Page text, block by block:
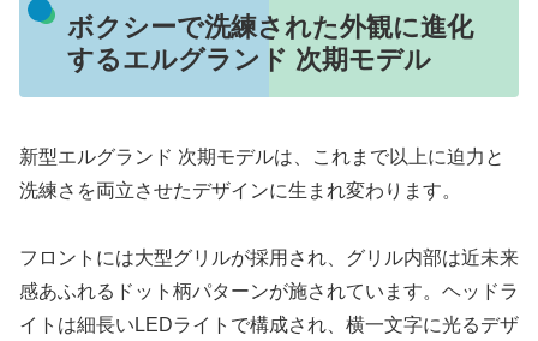
ボクシーで洗練された外観に進化
するエルグランド 次期モデル
新型エルグランド 次期モデルは、これまで以上に迫力と
洗練さを両立させたデザインに生まれ変わります。
フロントには大型グリルが採用され、グリル内部は近未来
感あふれるドット柄パターンが施されています。ヘッドラ
イトは細長いLEDライトで構成され、横一文字に光るデザ